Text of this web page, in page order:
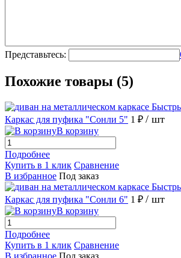
Представьтесь:
Похожие товары (5)
Каркас для пуфика "Сонли 5" 1 ₽ / шт
В корзину
Подробнее
Купить в 1 клик Сравнение
В избранное Под заказ
Каркас для пуфика "Сонли 6" 1 ₽ / шт
В корзину
Подробнее
Купить в 1 клик Сравнение
В избранное Под заказ